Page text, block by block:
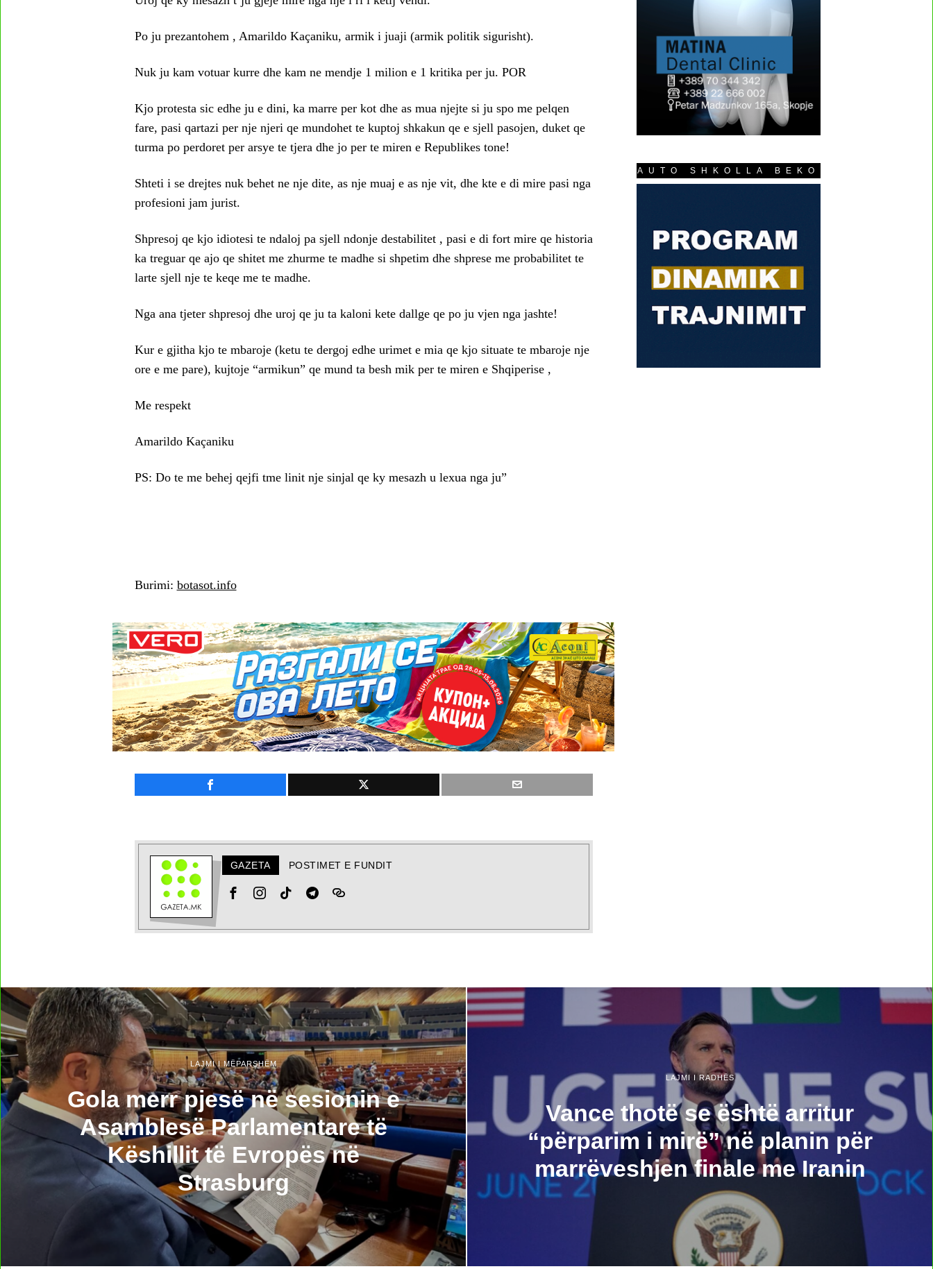
Po ju prezantohem , Amarildo Kaçaniku, armik i juaji (armik politik sigurisht).
Nuk ju kam votuar kurre dhe kam ne mendje 1 milion e 1 kritika per ju. POR
Kjo protesta sic edhe ju e dini, ka marre per kot dhe as mua njejte si ju spo me pelqen
fare, pasi qartazi per nje njeri qe mundohet te kuptoj shkakun qe e sjell pasojen, duket qe
turma po perdoret per arsye te tjera dhe jo per te miren e Republikes tone!
Shteti i se drejtes nuk behet ne nje dite, as nje muaj e as nje vit, dhe kte e di mire pasi nga
profesioni jam jurist.
Shpresoj qe kjo idiotesi te ndaloj pa sjell ndonje destabilitet , pasi e di fort mire qe historia
ka treguar qe ajo qe shitet me zhurme te madhe si shpetim dhe shprese me probabilitet te
larte sjell nje te keqe me te madhe.
Nga ana tjeter shpresoj dhe uroj qe ju ta kaloni kete dallge qe po ju vjen nga jashte!
Kur e gjitha kjo te mbaroje (ketu te dergoj edhe urimet e mia qe kjo situate te mbaroje nje
ore e me pare), kujtoje “armikun” qe mund ta besh mik per te miren e Shqiperise ,
Me respekt
Amarildo Kaçaniku
PS: Do te me behej qejfi tme linit nje sinjal qe ky mesazh u lexua nga ju”
Burimi: botasot.info
GAZETA POSTIMET E FUNDIT
AUTO SHKOLLA BEKO
LAJMI I MËPARSHËM
Gola merr pjesë në sesionin e
Asamblesë Parlamentare të
Këshillit të Evropës në
Strasburg
LAJMI I RADHËS
Vance thotë se është arritur
“përparim i mirë” në planin për
marrëveshjen finale me Iranin